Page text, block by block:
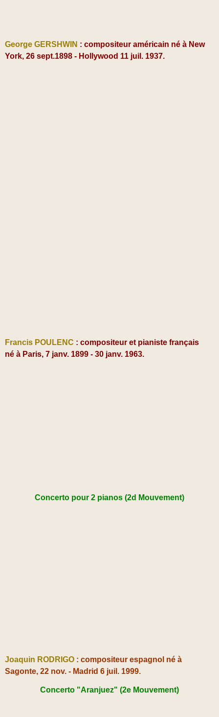
George GERSHWIN : compositeur américain né à New
York, 26 sept.1898 - Hollywood 11 juil. 1937.
Francis POULENC : compositeur et pianiste français
né à Paris, 7 janv. 1899 - 30 janv. 1963.
Concerto pour 2 pianos (2d Mouvement)
Joaquin RODRIGO : compositeur espagnol né à
Sagonte, 22 nov. - Madrid 6 juil. 1999.
Concerto "Aranjuez" (2e Mouvement)